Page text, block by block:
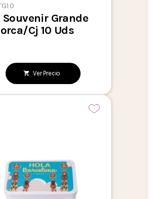
Souvenir Grande
Cj 10 Uds
Ver Precio